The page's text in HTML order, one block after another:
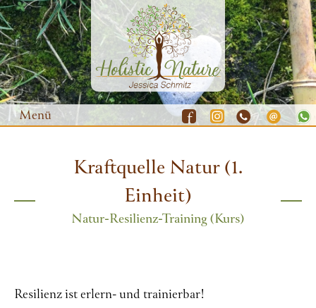
Menü
Waldbaden
Yoga
Natur-Coaching
Kraftquelle Natur (1.
Einheit)
Natur-Resilienz-Training (Kurs)
Resilienz ist erlern- und trainierbar!